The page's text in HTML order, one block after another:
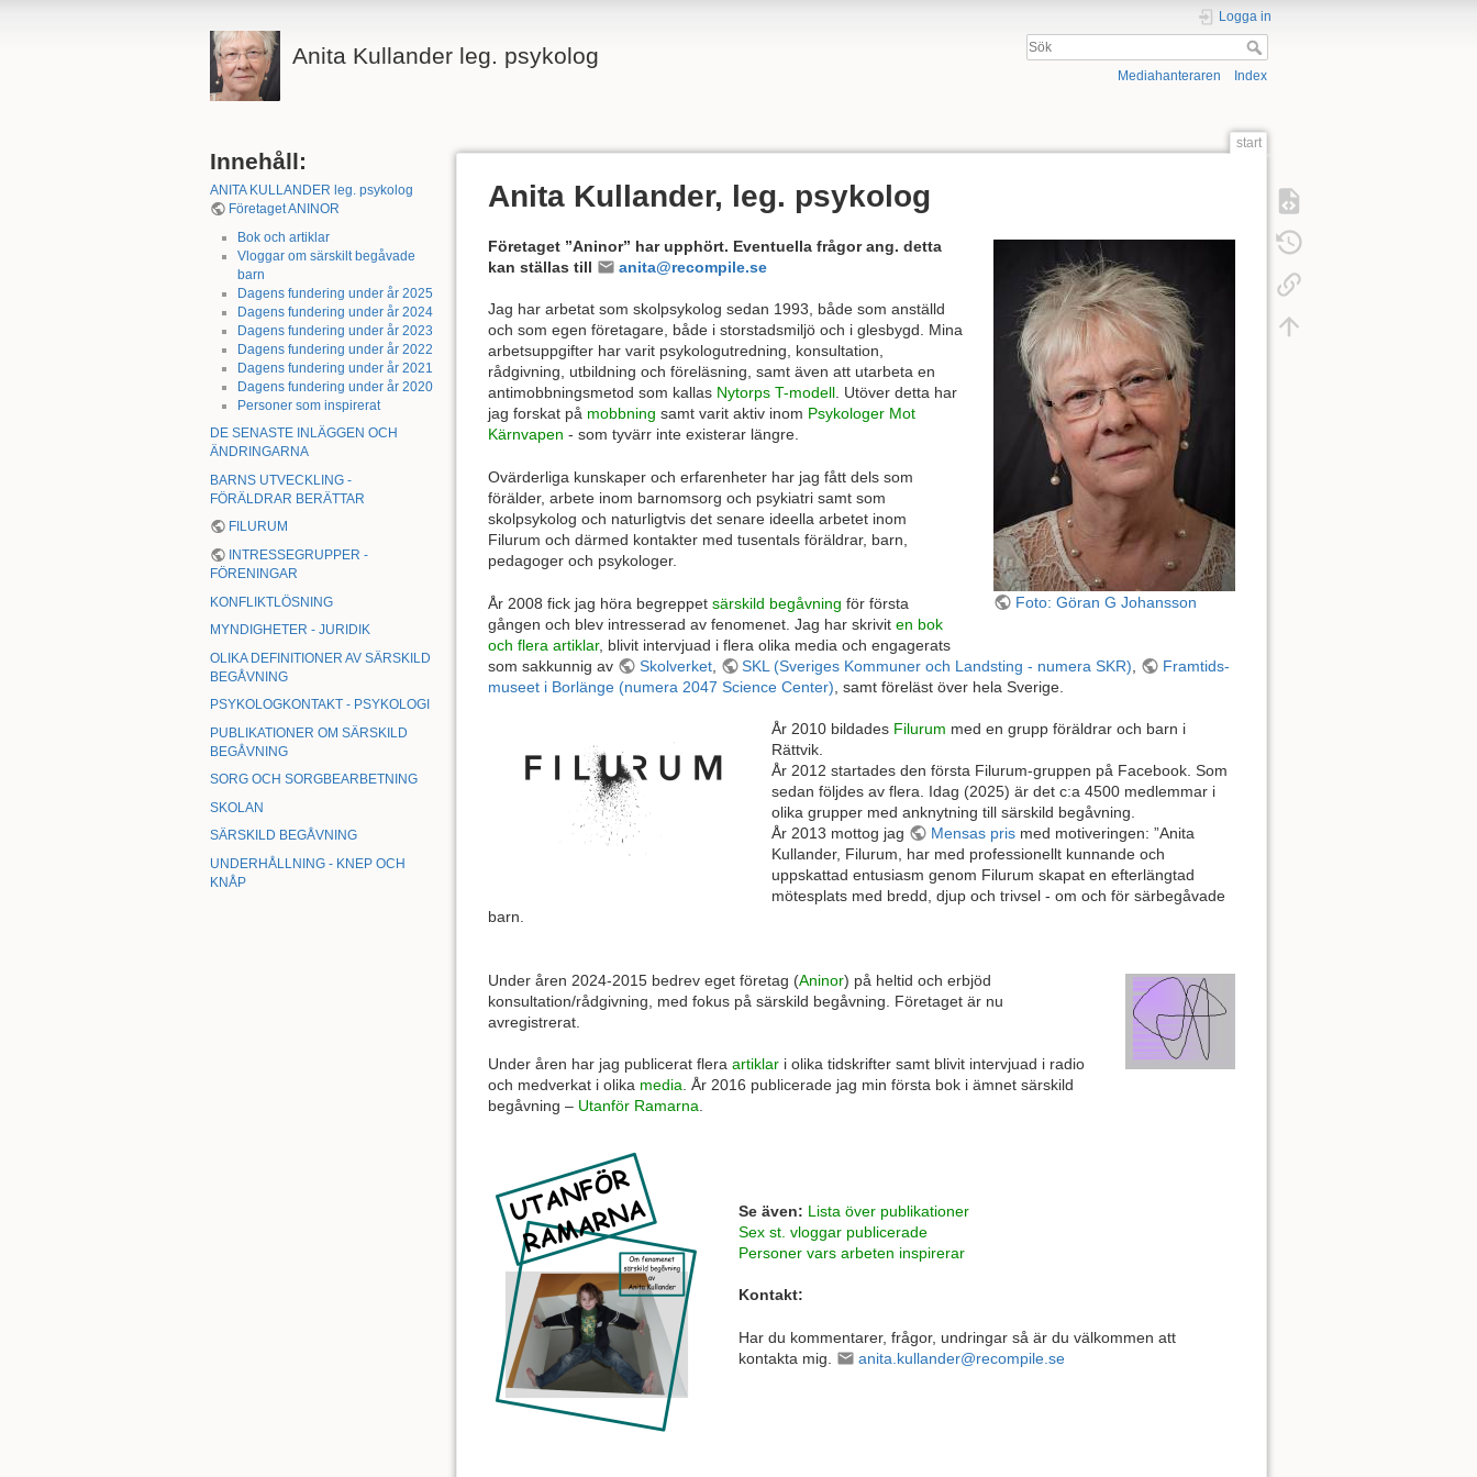
Anita Kullander leg. psykolog
Logga in
Mediahanteraren Index
Innehåll:
ANITA KULLANDER leg. psykolog
Företaget ANINOR
Bok och artiklar
Vloggar om särskilt begåvade
barn
Dagens fundering under år 2025
Dagens fundering under år 2024
Dagens fundering under år 2023
Dagens fundering under år 2022
Dagens fundering under år 2021
Dagens fundering under år 2020
Personer som inspirerat
DE SENASTE INLÄGGEN OCH
ÄNDRINGARNA
BARNS UTVECKLING -
FÖRÄLDRAR BERÄTTAR
FILURUM
INTRESSEGRUPPER -
FÖRENINGAR
KONFLIKTLÖSNING
MYNDIGHETER - JURIDIK
OLIKA DEFINITIONER AV SÄRSKILD
BEGÅVNING
PSYKOLOGKONTAKT - PSYKOLOGI
PUBLIKATIONER OM SÄRSKILD
BEGÅVNING
SORG OCH SORGBEARBETNING
SKOLAN
SÄRSKILD BEGÅVNING
UNDERHÅLLNING - KNEP OCH
KNÅP
start
Anita Kullander, leg. psykolog
Foto: Göran G Johansson
Företaget ”Aninor” har upphört. Eventuella frågor ang. detta
kan ställas till
anita@recompile.se
Jag har arbetat som skolpsykolog sedan 1993, både som anställd
och som egen företagare, både i storstadsmiljö och i glesbygd. Mina
arbetsuppgifter har varit psykologutredning, konsultation,
rådgivning, utbildning och föreläsning, samt även att utarbeta en
antimobbningsmetod som kallas Nytorps T-modell. Utöver detta har
jag forskat på mobbning samt varit aktiv inom Psykologer Mot
Kärnvapen - som tyvärr inte existerar längre.
Ovärderliga kunskaper och erfarenheter har jag fått dels som
förälder, arbete inom barnomsorg och psykiatri samt som
skolpsykolog och naturligtvis det senare ideella arbetet inom
Filurum och därmed kontakter med tusentals föräldrar, barn,
pedagoger och psykologer.
År 2008 fick jag höra begreppet särskild begåvning för första
gången och blev intresserad av fenomenet. Jag har skrivit en bok
och flera artiklar, blivit intervjuad i flera olika media och engagerats
som sakkunnig av
Skolverket, SKL (Sveriges Kommuner och Landsting - numera SKR)
Framtids-
museet i Borlänge (numera 2047 Science Center) , samt föreläst över hela Sverige.
År 2010 bildades Filurum med en grupp föräldrar och barn i
Rättvik.
År 2012 startades den första Filurum-gruppen på Facebook. Som
sedan följdes av flera. Idag (2025) är det c:a 4500 medlemmar i
olika grupper med anknytning till särskild begåvning.
År 2013 mottog jag
Mensas prismed motiveringen: ”Anita
Kullander, Filurum, har med professionellt kunnande och
uppskattad entusiasm genom Filurum skapat en efterlängtad
mötesplats med bredd, djup och trivsel - om och för särbegåvade
barn.
Under åren 2024-2015 bedrev eget företag (Aninor) på heltid och erbjöd
konsultation/rådgivning, med fokus på särskild begåvning. Företaget är nu
avregistrerat.
Under åren har jag publicerat flera artiklar i olika tidskrifter samt blivit intervjuad i radio
och medverkat i olika media. År 2016 publicerade jag min första bok i ämnet särskild
begåvning – Utanför Ramarna.
Se även: Lista över publikationer
Sex st. vloggar publicerade
Personer vars arbeten inspirerar
Kontakt:
Har du kommentarer, frågor, undringar så är du välkommen att
kontakta mig.
anita.kullander@recompile.se